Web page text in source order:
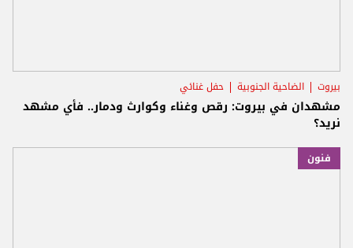
بيروت الضاحية الجنوبية حفل غنائي
‎مشهدان في بيروت: رقص وغناء وكوارث ودمار.. فأي مشهد
نريد؟
فنون